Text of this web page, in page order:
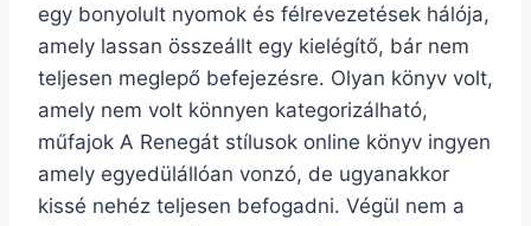
egy bonyolult nyomok és félrevezetések hálója,
amely lassan összeállt egy kielégítő, bár nem
teljesen meglepő befejezésre. Olyan könyv volt,
amely nem volt könnyen kategorizálható,
műfajok A Renegát stílusok online könyv ingyen
amely egyedülállóan vonzó, de ugyanakkor
kissé nehéz teljesen befogadni. Végül nem a